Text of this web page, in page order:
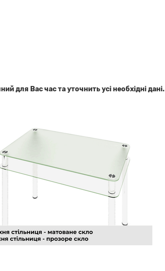
для Вас час та уточнить усі необхідні дані.